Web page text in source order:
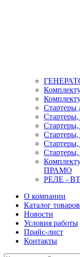
Стартеры
ПРАМО
РЕЛЕ -
О компании
Каталог товаров
Новости
Условия работы
Прайс-лист
Контакты